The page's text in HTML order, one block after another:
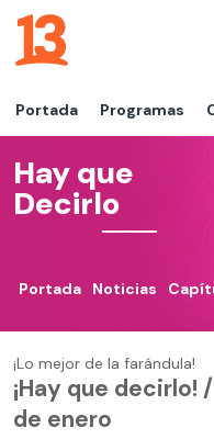
Portada Programas
Hay que
Decirlo
Portada Noticias
¡Lo mejor de la farándula!
¡Hay que decirlo!
de enero